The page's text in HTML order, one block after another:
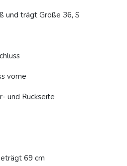
und trägt Größe 36, S
vorne
und Rückseite
69 cm